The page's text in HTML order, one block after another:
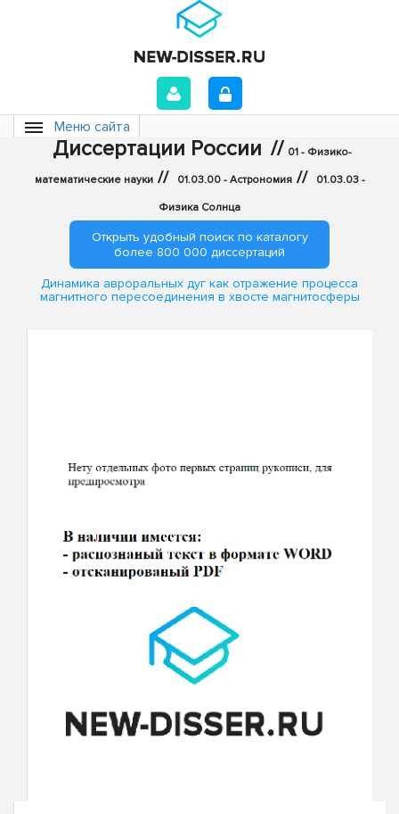
Меню сайта
Диссертации России // 01 - Физико-
математические науки // 01.03.00 - Астрономия // 01.03.03 -
Физика Солнца
Открыть удобный поиск по каталогу
более 800 000 диссертаций
Динамика авроральных дуг как отражение процесса
магнитного пересоединения в хвосте магнитосферы